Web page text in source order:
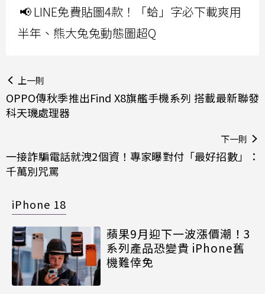
📢 LINE免費貼圖4款！「蛤」字必下載爽用
半年、熊大兔兔動態圖超Q
上一則
OPPO傳秋季推出Find X8旗艦手機系列 搭載最新聯發
科天璣處理器
下一則
一接詐騙電話就洩2個資！專家曝對付「最好招數」：
千萬別咒罵
iPhone 18
蘋果9月迎下一波漲價潮！3
系列產品恐變貴 iPhone舊
機難倖免